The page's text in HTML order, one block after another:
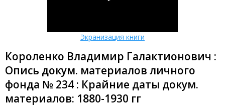
Экранизация книги
Короленко Владимир Галактионович :
Опись докум. материалов личного
фонда № 234 : Крайние даты докум.
материалов: 1880-1930 гг